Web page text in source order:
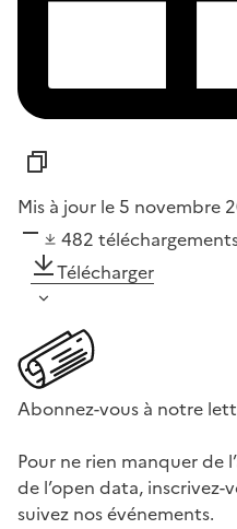
Mis à jour le 5 novembre
482
Télécharger
Abonnez-vous à notre
Pour ne rien manquer de
de l’open data,
suivez nos événements.